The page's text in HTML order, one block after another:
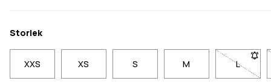
Storlek
XXS XS S M L-